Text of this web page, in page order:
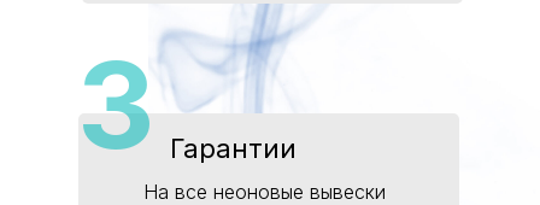
На все неоновые вывески
Гарантии
3